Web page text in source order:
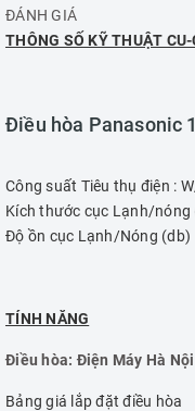
ĐÁNH GIÁ
THÔNG SỐ KỸ THUẬT
Điều hòa Panasonic
Công suất Tiêu thụ điện :
Kích thước cục Lạnh/nóng
Độ ồn cục Lạnh/Nóng (db)
TÍNH NĂNG
Điều hòa: Điện Máy Hà Nội
Bảng giá lắp đặt điều hòa